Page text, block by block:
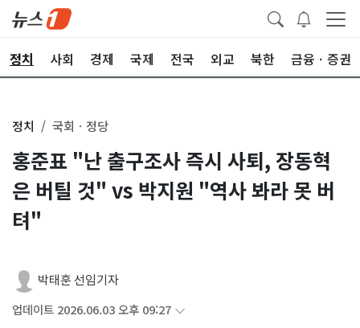
정치 사회 경제 국제 전국 외교 북한 금융ㆍ증권
정치 국회ㆍ정당
홍준표 "난 출구조사 즉시 사퇴, 장동혁
은 버틸 것" vs 박지원 "역사 봐라 못 버
텨"
박태훈 선임기자
업데이트 2026.06.03 오후 09:27